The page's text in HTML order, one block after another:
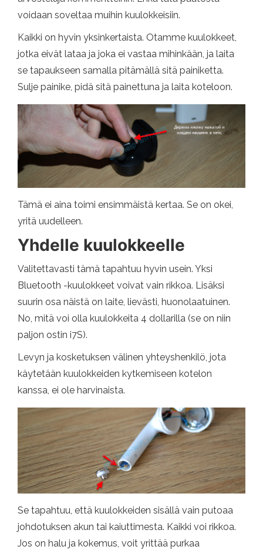
voidaan soveltaa muihin kuulokkeisiin.
Kaikki on hyvin yksinkertaista. Otamme kuulokkeet,
jotka eivät lataa ja joka ei vastaa mihinkään, ja laita
se tapaukseen samalla pitämällä sitä painiketta.
Sulje painike, pidä sitä painettuna ja laita koteloon.
Tämä ei aina toimi ensimmäistä kertaa. Se on okei,
yritä uudelleen.
Yhdelle kuulokkeelle
Valitettavasti tämä tapahtuu hyvin usein. Yksi
Bluetooth -kuulokkeet voivat vain rikkoa. Lisäksi
suurin osa näistä on laite, lievästi, huonolaatuinen.
No, mitä voi olla kuulokkeita 4 dollarilla (se on niin
paljon ostin i7S).
Levyn ja kosketuksen välinen yhteyshenkilö, jota
käytetään kuulokkeiden kytkemiseen kotelon
kanssa, ei ole harvinaista.
Se tapahtuu, että kuulokkeiden sisällä vain putoaa
johdotuksen akun tai kaiuttimesta. Kaikki voi rikkoa.
Jos on halu ja kokemus, voit yrittää purkaa